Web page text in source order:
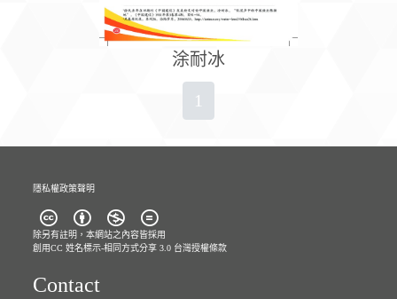
涂耐冰
1
隱私權政策聲明
除另有註明，本網站之內容皆採用
創用CC 姓名標示-相同方式分享 3.0 台灣授權條款
Contact